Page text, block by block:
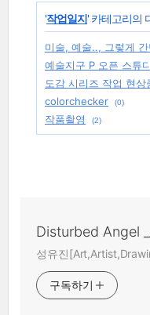
'작업일지' 카테고리의
미술, 예술.., 그렇게
예술지구 P 오픈 스튜
도감 시리즈 작업 현상
colorchecker
(0)
작품촬영
(2)
Disturbed Angel
성유진
구독하기